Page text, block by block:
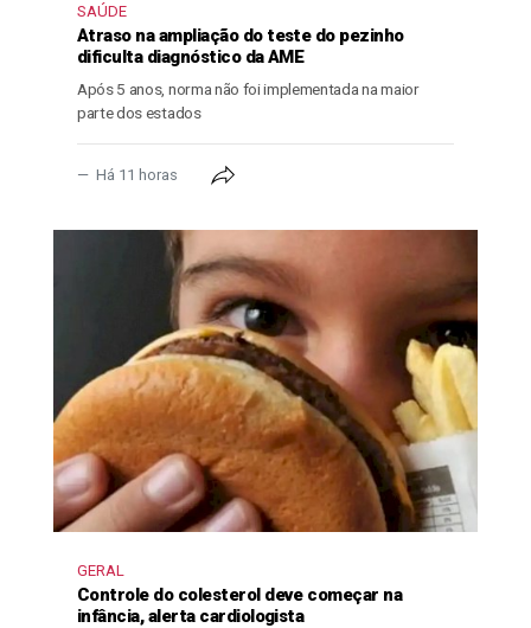
SAÚDE
Atraso na ampliação do teste do pezinho
dificulta diagnóstico da AME
Após 5 anos, norma não foi implementada na maior
parte dos estados
Há 11 horas
GERAL
Controle do colesterol deve começar na
infância, alerta cardiologista